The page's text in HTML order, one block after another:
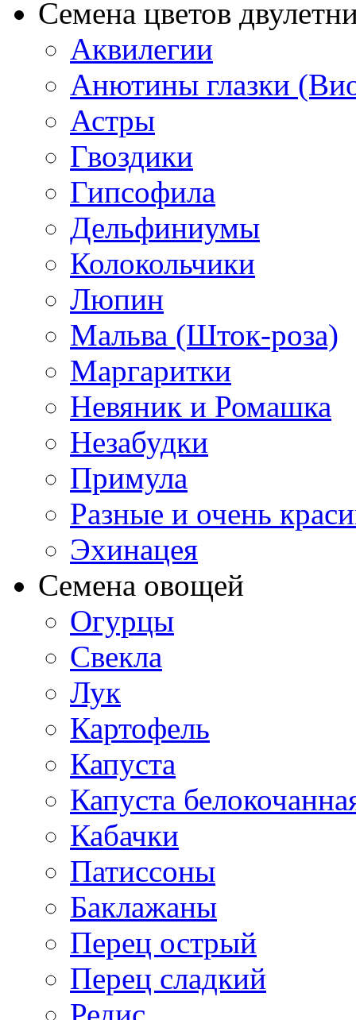
Семена цветов
Аквилегии
Анютины глазки
Астры
Гвоздики
Гипсофила
Дельфиниумы
Колокольчики
Люпин
Мальва (Шток-роза)
Маргаритки
Невяник и Ромашка
Незабудки
Примула
Разные и очень
Эхинацея
Семена овощей
Огурцы
Свекла
Лук
Картофель
Капуста
Капуста
Кабачки
Патиссоны
Баклажаны
Перец острый
Перец сладкий